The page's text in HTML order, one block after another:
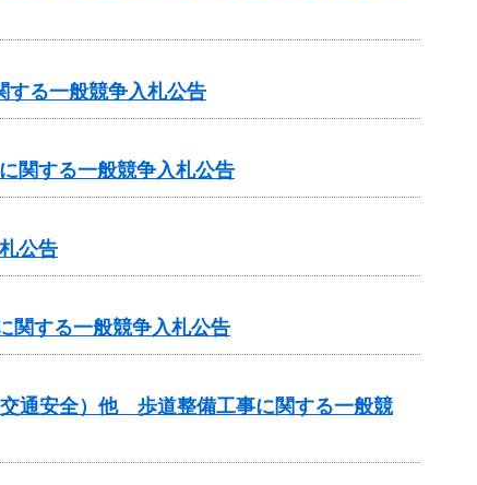
る一般競争入札公告
関する一般競争入札公告
公告
関する一般競争入札公告
通安全）他 歩道整備工事に関する一般競